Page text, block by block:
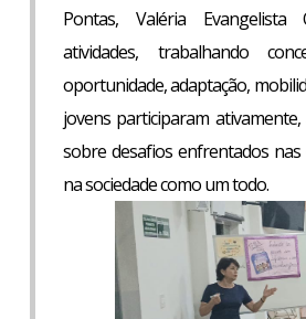
Pontas, Valéria Evangelista
atividades, trabalhando
oportunidade, adaptação,
jovens participaram
sobre desafios enfrentados
na sociedade como um todo.